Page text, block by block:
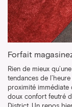
Forfait
Rien de mieux
tendances de
proximité immédiate
doux confort feutré